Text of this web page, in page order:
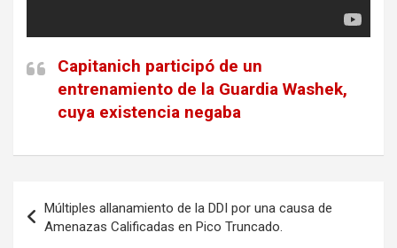
Capitanich participó de un
entrenamiento de la Guardia Washek,
cuya existencia negaba
de
Múltiples allanamiento de la DDI por una causa de
Amenazas Calificadas en Pico Truncado.